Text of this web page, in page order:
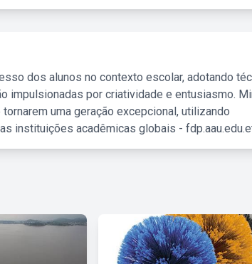
dos alunos no contexto escolar, adotando
impulsionadas por criatividade e entusiasmo.
uma geração excepcional, utilizando
instituições acadêmicas globais -